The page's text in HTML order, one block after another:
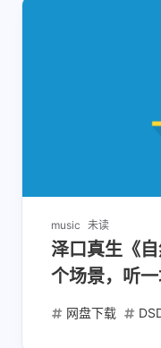
music 未读
泽口真生《
个场景，听
网盘下载